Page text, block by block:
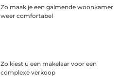
Zo maak je een galmende woonkamer
weer comfortabel
Zo kiest u een makelaar voor een
complexe verkoop